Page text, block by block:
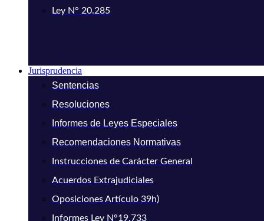
Ley N° 20.285
Jurisprudencia
Sentencias
Resoluciones
Informes de Leyes Especiales
Recomendaciones Normativas
Instrucciones de Carácter General
Acuerdos Extrajudiciales
Oposiciones Artículo 39h)
Informes Ley N°19.733